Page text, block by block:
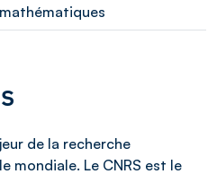
mathématiques
de la recherche
mondiale. Le CNRS est le